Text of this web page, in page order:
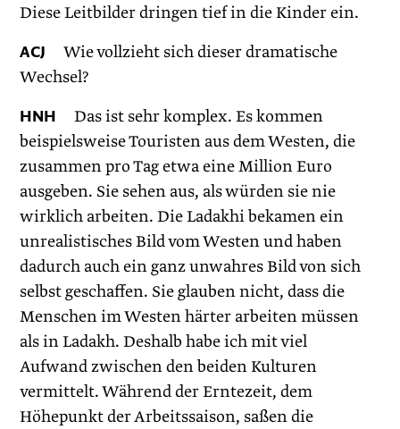
Diese Leitbilder dringen tief in die Kinder ein.
ACJ Wie vollzieht sich dieser dramatische
Wechsel?
HNH Das ist sehr komplex. Es kommen
beispielsweise Touristen aus dem Westen, die
zusammen pro Tag etwa eine Million Euro
ausgeben. Sie sehen aus, als würden sie nie
wirklich arbeiten. Die Ladakhi bekamen ein
unrealistisches Bild vom Westen und haben
dadurch auch ein ganz unwahres Bild von sich
selbst geschaffen. Sie glauben nicht, dass die
Menschen im Westen härter arbeiten müssen
als in Ladakh. Deshalb habe ich mit viel
Aufwand zwischen den beiden Kulturen
vermittelt. Während der Erntezeit, dem
Höhepunkt der Arbeitssaison, saßen die